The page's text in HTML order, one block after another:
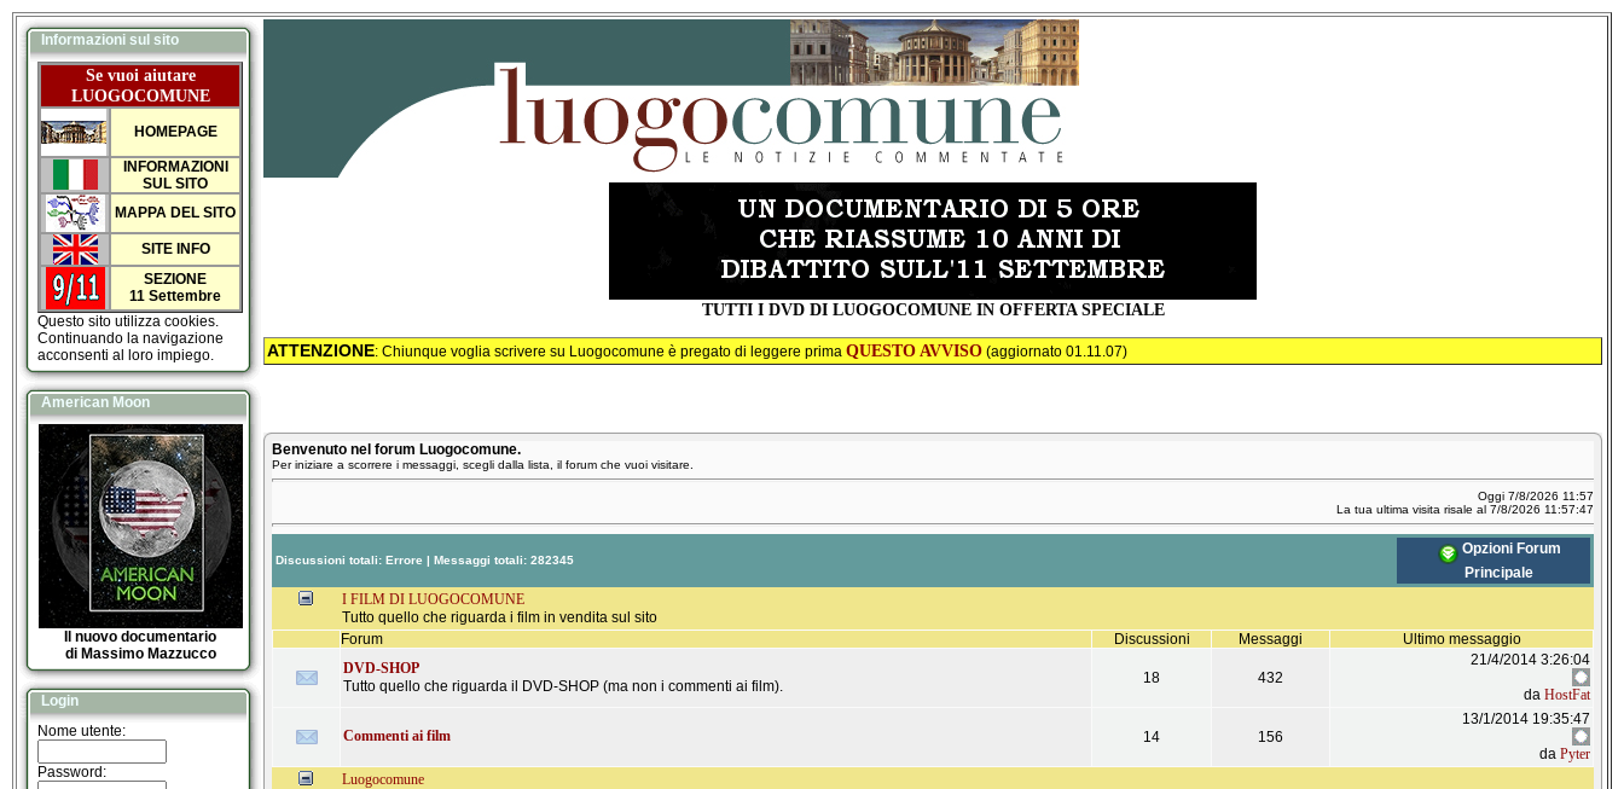
Informazioni sul sito
Se vuoi aiutare
LUOGOCOMUNE
HOMEPAGE
INFORMAZIONI
SUL SITO
MAPPA DEL SITO
SITE INFO
SEZIONE
11 Settembre
Questo sito utilizza cookies.
Continuando la navigazione
acconsenti al loro impiego.
American Moon
Il nuovo documentario
di Massimo Mazzucco
Login
Nome utente:
Password:
TUTTI I DVD DI LUOGOCOMUNE IN OFFERTA SPECIALE
ATTENZIONE: Chiunque voglia scrivere su Luogocomune è pregato di leggere prima QUESTO AVVISO (aggiornato 01.11.07)
Benvenuto nel forum Luogocomune.
Per iniziare a scorrere i messaggi, scegli dalla lista, il forum che vuoi visitare.
Oggi 7/8/2026 11:57
La tua ultima visita risale al 7/8/2026 11:57:47
Discussioni totali: Errore | Messaggi totali: 282345
Opzioni Forum
Principale
I FILM DI LUOGOCOMUNE
Tutto quello che riguarda i film in vendita sul sito
Forum
Discussioni Messaggi
Ultimo messaggio
DVD-SHOP
Tutto quello che riguarda il DVD-SHOP (ma non i commenti ai film).
18 432
21/4/2014 3:26:04
da HostFat
Commenti ai film 14 156
13/1/2014 19:35:47
da Pyter
Luogocomune